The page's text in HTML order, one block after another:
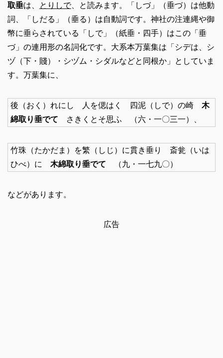
取垂は、 とりしで、と読みます。「しづ」（垂づ）は他動
詞、「しだる」（垂る）は自動詞です。神社の注連縄や御
幣に垂らされている「しで」（紙垂・四手）はこの「垂
づ」の連用形の名詞化です。大系本万葉集は「シデは、シ
ヅ（下・賤）・シヅム・シダルなどと同根か」としていま
す。万葉集に、
後（おく）れにし 人を偲はく 四泥（しで）の崎 木
綿取り垂でて さきくとそ思ふ （六・一〇三一）、
竹珠（たかだま）を繁（しじ）に貫き垂り 斎瓮（いは
ひべ）に 木綿取り垂でて （九・一七九〇）
などがあります。
広告